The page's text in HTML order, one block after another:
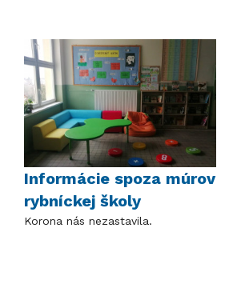
Informácie spoza múrov
rybníckej školy
Korona nás nezastavila.